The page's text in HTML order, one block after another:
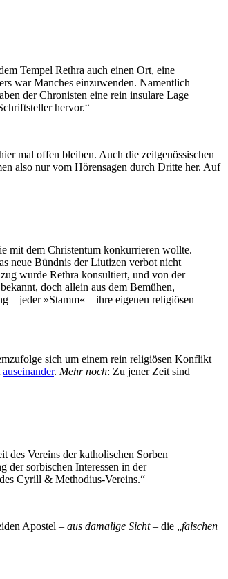
Tempel Rethra auch einen Ort, eine
war Manches einzuwenden. Namentlich
der Chronisten eine rein insulare Lage
hervor.“
mal offen bleiben. Auch die zeitgenössischen
also nur vom Hörensagen durch Dritte her. Auf
mit dem Christentum konkurrieren wollte.
neue Bündnis der Liutizen verbot nicht
wurde Rethra konsultiert, und von der
doch allein aus dem Bemühen,
– jeder »Stamm« – ihre eigenen religiösen
sich um einem rein religiösen Konflikt
auseinander. Mehr noch: Zu jener Zeit sind
des Vereins der katholischen Sorben
der sorbischen Interessen in der
Cyrill & Methodius-Vereins.“
Apostel – aus damalige Sicht– die „falschen